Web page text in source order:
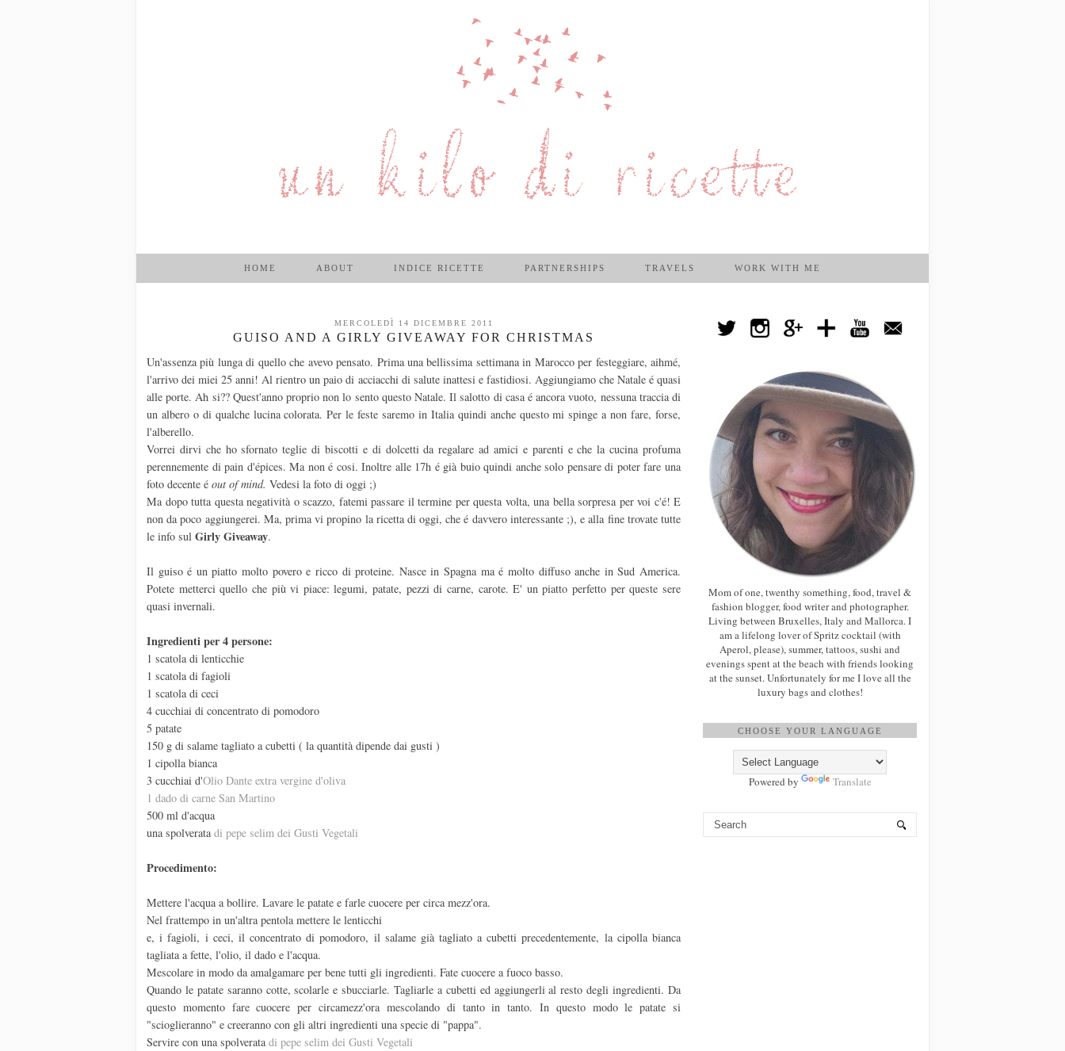
HOME ABOUT INDICE RICETTE PARTNERSHIPS TRAVELS WORK WITH ME
MERCOLEDÌ 14 DICEMBRE 2011
GUISO AND A GIRLY GIVEAWAY FOR CHRISTMAS
Un'assenza più lunga di quello che avevo pensato. Prima una bellissima settimana in Marocco per festeggiare, aihmé,
l'arrivo dei miei 25 anni! Al rientro un paio di acciacchi di salute inattesi e fastidiosi. Aggiungiamo che Natale é quasi
alle porte. Ah si?? Quest'anno proprio non lo sento questo Natale. Il salotto di casa é ancora vuoto, nessuna traccia di
un albero o di qualche lucina colorata. Per le feste saremo in Italia quindi anche questo mi spinge a non fare, forse,
l'alberello.
Vorrei dirvi che ho sfornato teglie di biscotti e di dolcetti da regalare ad amici e parenti e che la cucina profuma
perennemente di pain d'épices. Ma non é cosi. Inoltre alle 17h é già buio quindi anche solo pensare di poter fare una
foto decente é out of mind. Vedesi la foto di oggi ;)
Ma dopo tutta questa negatività o scazzo, fatemi passare il termine per questa volta, una bella sorpresa per voi c'é! E
non da poco aggiungerei. Ma, prima vi propino la ricetta di oggi, che é davvero interessante ;), e alla fine trovate tutte
le info sul GirlyGiveaway.
Il guiso é un piatto molto povero e ricco di proteine. Nasce in Spagna ma é molto diffuso anche in Sud America.
Potete metterci quello che più vi piace: legumi, patate, pezzi di carne, carote. E' un piatto perfetto per queste sere
quasi invernali.
Ingredienti per 4 persone:
1 scatola di lenticchie
1 scatola di fagioli
1 scatola di ceci
4 cucchiai di concentrato di pomodoro
5 patate
150 g di salame tagliato a cubetti ( la quantità dipende dai gusti )
1 cipolla bianca
3 cucchiai d'Olio Dante extra vergine d'oliva
1 dado di carne San Martino
500 ml d'acqua
una spolveratadi pepe selim dei Gusti Vegetali
Procedimento:
Mettere l'acqua a bollire. Lavare le patate e farle cuocere per circa mezz'ora.
Nel frattempo in un'altra pentola mettere le lenticchi
e, i fagioli, i ceci, il concentrato di pomodoro, il salame già tagliato a cubetti precedentemente, la cipolla bianca
tagliata a fette, l'olio, il dado e l'acqua.
Mescolare in modo da amalgamare per bene tutti gli ingredienti. Fate cuocere a fuoco basso.
Quando le patate saranno cotte, scolarle e sbucciarle. Tagliarle a cubetti ed aggiungerli al resto degli ingredienti. Da
questo momento fare cuocere per circamezz'ora mescolando di tanto in tanto. In questo modo le patate si
"scioglieranno" e creeranno con gli altri ingredienti una specie di "pappa".
Servire con una spolveratadi pepe selim dei Gusti Vegetali
Mom of one, twenthy something, food, travel &
fashion blogger, food writer and photographer.
Living between Bruxelles, Italy and Mallorca. I
am a lifelong lover of Spritz cocktail (with
Aperol, please), summer, tattoos, sushi and
evenings spent at the beach with friends looking
at the sunset. Unfortunately for me I love all the
luxury bags and clothes!
CHOOSE YOUR LANGUAGE
Powered by Translate